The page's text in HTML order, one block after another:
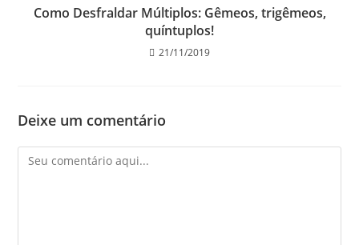
Como Desfraldar Múltiplos: Gêmeos, trigêmeos,
quíntuplos!
21/11/2019
Deixe um comentário